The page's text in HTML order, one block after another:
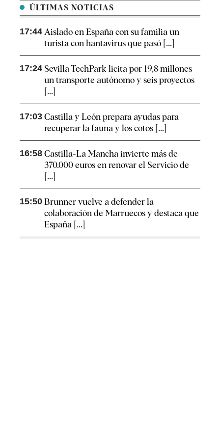
ÚLTIMAS NOTICIAS
17:44 Aislado en España con su familia un
turista con hantavirus que pasó [...]
17:24 Sevilla TechPark licita por 19,8 millones
un transporte autónomo y seis proyectos
[...]
17:03 Castilla y León prepara ayudas para
recuperar la fauna y los cotos [...]
16:58 Castilla-La Mancha invierte más de
370.000 euros en renovar el Servicio de
[...]
15:50 Brunner vuelve a defender la
colaboración de Marruecos y destaca que
España [...]